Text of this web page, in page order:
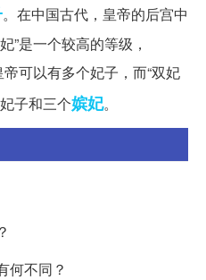
。在中国古代，皇帝的后宫中
”是一个较高的等级，
可以有多个妃子，而“双妃
子和三个嫔妃。
何不同？